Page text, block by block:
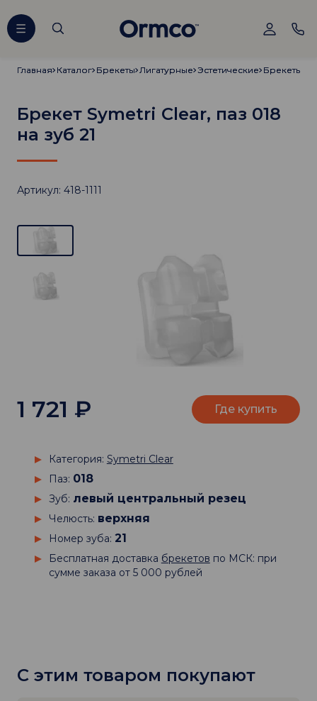
Главная
Главная Каталог
Каталог Брекеты
Брекеты Лигатурные
Лигатурные Эстетические
Эстетические Брекеты
Брекеты
Брекет Symetri Clear, паз 018
на зуб 21
Артикул: 418-1111
Категория: Symetri Clear
Паз: 018
Зуб: левый центральный резец
Челюсть: верхняя
Номер зуба: 21
Бесплатная доставка брекетов по МСК: при
сумме заказа от 5 000 рублей
1 721 ₽ Где купить
С этим товаром покупают